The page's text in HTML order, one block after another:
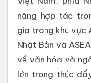
năng hợp tác
gia trong khu vực
Nhật Bản và
về văn hóa và
lớn trong thúc